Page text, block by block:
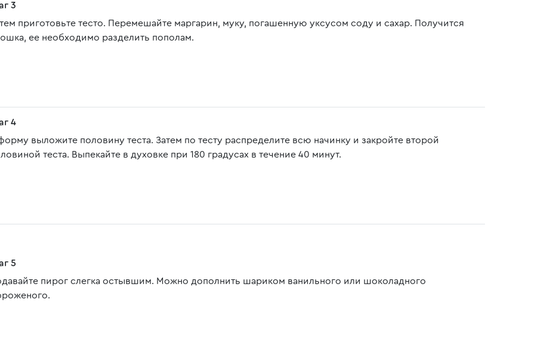
3
приготовьте тесто. Перемешайте маргарин, муку, погашенную уксусом соду и сахар. Получится
ее необходимо разделить пополам.
4
выложите половину теста. Затем по тесту распределите всю начинку и закройте второй
теста. Выпекайте в духовке при 180 градусах в течение 40 минут.
5
пирог слегка остывшим. Можно дополнить шариком ванильного или шоколадного